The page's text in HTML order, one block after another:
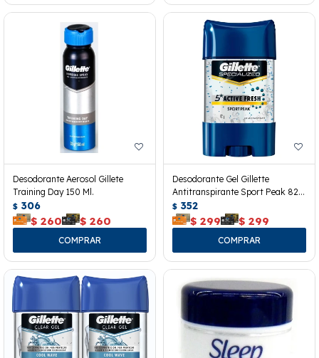
Desodorante Aerosol Gillete
Training Day 150 Ml.
$ 306
$ 260 $ 260
Desodorante Gel Gillette
Antitranspirante Sport Peak 82
Grs.
$ 352
$ 299 $ 299